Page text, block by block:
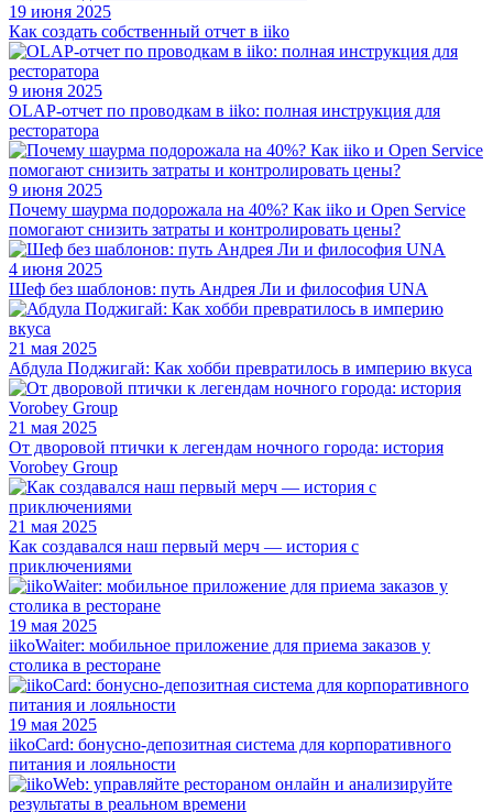
19 июня 2025
Как создать собственный отчет в iiko
9 июня 2025
OLAP-отчет по проводкам в iiko: полная инструкция для
ресторатора
9 июня 2025
Почему шаурма подорожала на 40%? Как iiko и Open Service
помогают снизить затраты и контролировать цены?
4 июня 2025
Шеф без шаблонов: путь Андрея Ли и философия UNA
21 мая 2025
Абдула Поджигай: Как хобби превратилось в империю вкуса
21 мая 2025
От дворовой птички к легендам ночного города: история
Vorobey Group
21 мая 2025
Как создавался наш первый мерч — история с
приключениями
19 мая 2025
iikoWaiter: мобильное приложение для приема заказов у
столика в ресторане
19 мая 2025
iikoCard: бонусно-депозитная система для корпоративного
питания и лояльности